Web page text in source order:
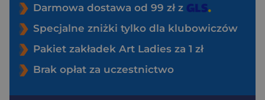
Darmowa dostawa od 99 zł z
Specjalne zniżki tylko dla klubowiczów
Pakiet zakładek Art Ladies za 1 zł
Brak opłat za uczestnictwo